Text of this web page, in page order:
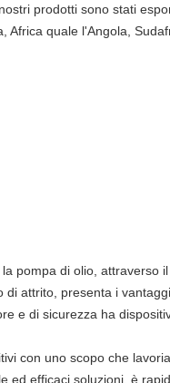
prodotti sono stati
Africa quale l'Angola,
pompa di olio, attraverso
attrito, presenta i
e di sicurezza ha
con uno scopo che
ed efficaci soluzioni, è